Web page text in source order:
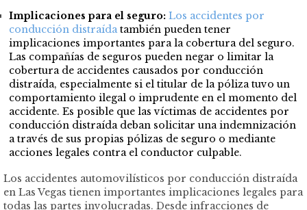
Implicaciones para el seguro: Los accidentes por
conducción distraídatambién pueden tener
implicaciones importantes para la cobertura del seguro.
Las compañías de seguros pueden negar o limitar la
cobertura de accidentes causados por conducción
distraída, especialmente si el titular de la póliza tuvo un
comportamiento ilegal o imprudente en el momento del
accidente. Es posible que las víctimas de accidentes por
conducción distraída deban solicitar una indemnización
a través de sus propias pólizas de seguro o mediante
acciones legales contra el conductor culpable.
Los accidentes automovilísticos por conducción distraída
en Las Vegas tienen importantes implicaciones legales para
todas las partes involucradas. Desde infracciones de